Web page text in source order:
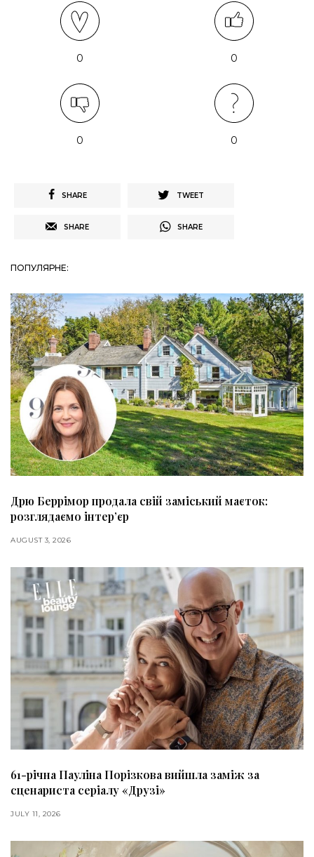
0 0
0 0
SHARE TWEET
SHARE SHARE
ПОПУЛЯРНЕ:
Дрю Беррімор продала свій заміський маєток:
розглядаємо інтер’єр
AUGUST 3, 2026
61-річна Пауліна Порізкова вийшла заміж за
сценариста серіалу «Друзі»
JULY 11, 2026